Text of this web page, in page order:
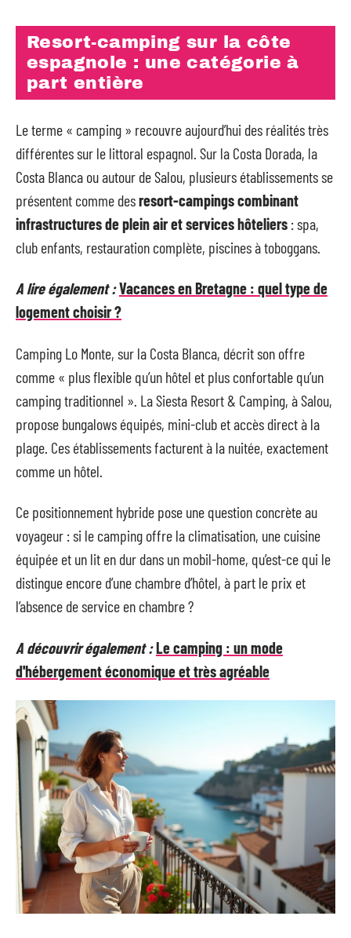
Resort-camping sur la côte
espagnole : une catégorie à
part entière
Le terme « camping » recouvre aujourd’hui des réalités très
différentes sur le littoral espagnol. Sur la Costa Dorada, la
Costa Blanca ou autour de Salou, plusieurs établissements se
présentent comme desresort-campings combinant
infrastructures de plein air et services hôteliers : spa,
club enfants, restauration complète, piscines à toboggans.
A lire également :Vacances en Bretagne : quel type de
logement choisir ?
Camping Lo Monte, sur la Costa Blanca, décrit son offre
comme « plus flexible qu’un hôtel et plus confortable qu’un
camping traditionnel ». La Siesta Resort & Camping, à Salou,
propose bungalows équipés, mini-club et accès direct à la
plage. Ces établissements facturent à la nuitée, exactement
comme un hôtel.
Ce positionnement hybride pose une question concrète au
voyageur : si le camping offre la climatisation, une cuisine
équipée et un lit en dur dans un mobil-home, qu’est-ce qui le
distingue encore d’une chambre d’hôtel, à part le prix et
l’absence de service en chambre ?
A découvrir également :Le camping : un mode
d'hébergement économique et très agréable